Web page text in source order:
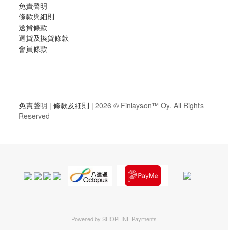
免責聲明
條款與細則
送貨條款
退貨及換貨條款
會員條款
免責聲明 | 條款及細則 | 2026 © Finlayson™ Oy. All Rights
Reserved
Powered by SHOPLINE Payments